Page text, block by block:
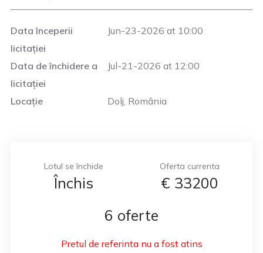
Data începerii
licitației
Jun-23-2026 at 10:00
Data de închidere a
licitației
Jul-21-2026 at 12:00
Locație Dolj, România
Lotul se închide
Închis
Oferta currenta
€ 33200
6 oferte
Pretul de referinta nu a fost atins